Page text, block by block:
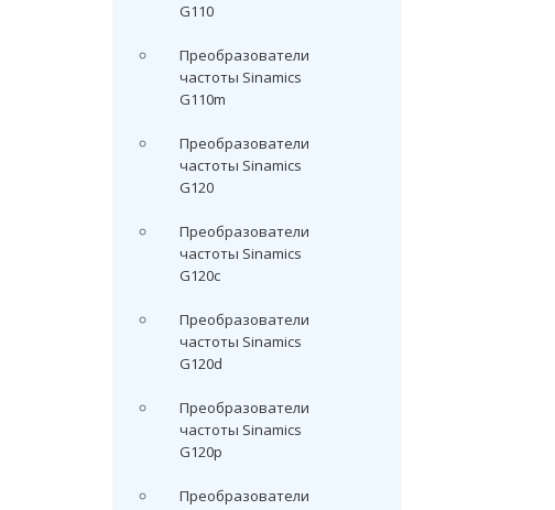
G110
Преобразователи
частоты Sinamics
G110m
Преобразователи
частоты Sinamics
G120
Преобразователи
частоты Sinamics
G120c
Преобразователи
частоты Sinamics
G120d
Преобразователи
частоты Sinamics
G120p
Преобразователи